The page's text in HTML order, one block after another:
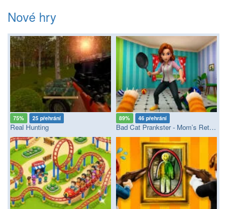
Nové hry
75% 25 přehrání
Real Hunting
89% 46 přehrání
Bad Cat Prankster - Mom’s Return